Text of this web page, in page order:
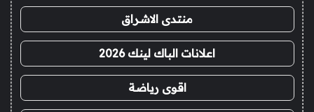
منتدى الاشراق
اعلانات الباك لينك 2026
اقوى رياضة